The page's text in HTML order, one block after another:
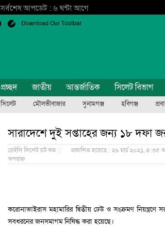
সর্বশেষ আপডেট : ৬ ঘন্টা আগে
Download Our Toolbar
প্রচ্ছদ জাতীয় আন্তর্জাতিক সিলেট বিভাগ
সিলেট মৌলভীবাজার সুনামগঞ্জ হবিগঞ্জ
সারাদেশে দুই সপ্তাহের জন্য ১৮ দফা
ডেইলি সিলেট ডট কম ::
প্রকাশিত হয়েছে : ২৯ মার্চ ২০২১, ৪:৩৫
অপরাহ্ন
করোনাভাইরাস মহামারির দ্বিতীয় ঢেউ ও সংক্রমণ
সবধরনের জনসমাগম নিষিদ্ধ করা হয়েছে।